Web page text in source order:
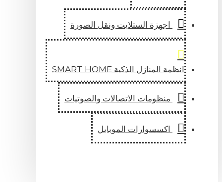
اجهزة الستلايت ونقل الصورة
انظمة المنازل الذكية SMART HOME
منظومات الاتصالات والصوتيات
اكسسوارات الموبايل